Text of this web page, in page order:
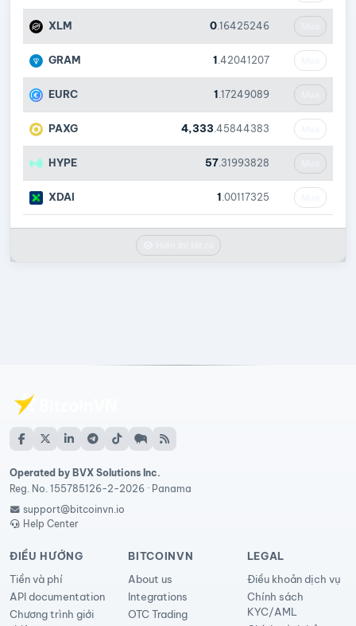
XLM 0 .16425246
GRAM 1 .42041207
EURC 1 .17249089
PAXG 4,333 .45844383
HYPE 57 .31993828
XDAI 1 .00117325
Operated by BVX Solutions Inc.
Reg. No. 155785126-2-2026 · Panama
support@bitcoinvn.io
Help Center
ĐIỀU HƯỚNG
Tiền và phí
API documentation
Chương trình giới
BITCOINVN
About us
Integrations
OTC Trading
LEGAL
Điều khoản dịch vụ
Chính sách
KYC/AML